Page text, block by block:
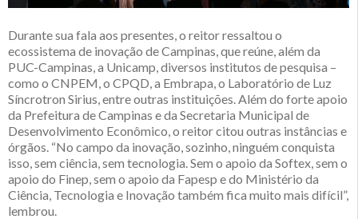
Durante sua fala aos presentes, o reitor ressaltou o
ecossistema de inovação de Campinas, que reúne, além da
PUC-Campinas, a Unicamp, diversos institutos de pesquisa –
como o CNPEM, o CPQD, a Embrapa, o Laboratório de Luz
Síncrotron Sirius, entre outras instituições. Além do forte apoio
da Prefeitura de Campinas e da Secretaria Municipal de
Desenvolvimento Econômico, o reitor citou outras instâncias e
órgãos. “No campo da inovação, sozinho, ninguém conquista
isso, sem ciência, sem tecnologia. Sem o apoio da Softex, sem o
apoio do Finep, sem o apoio da Fapesp e do Ministério da
Ciência, Tecnologia e Inovação também fica muito mais difícil”,
lembrou.